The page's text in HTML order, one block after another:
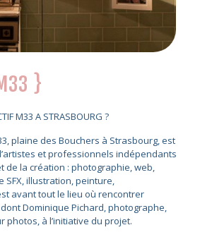
}
M33 A STRASBOURG ?
plaine des Bouchers à Strasbourg, est
et professionnels indépendants
de la création : photographie, web,
SFX, illustration, peinture,
avant tout le lieu où rencontrer
Dominique Pichard, photographe,
photos, à l’initiative du projet.